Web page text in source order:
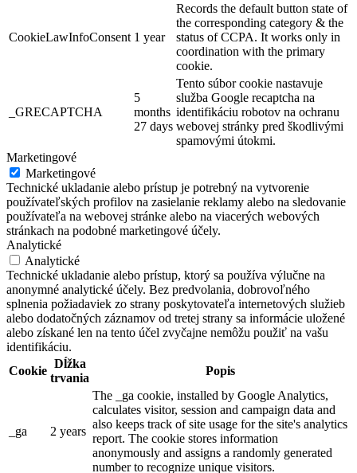
CookieLawInfoConsent 1 year
Records the default button state of
the corresponding category & the
status of CCPA. It works only in
coordination with the primary
cookie.
_GRECAPTCHA
5
months
27 days
Tento súbor cookie nastavuje
služba Google recaptcha na
identifikáciu robotov na ochranu
webovej stránky pred škodlivými
spamovými útokmi.
Marketingové
Marketingové
Technické ukladanie alebo prístup je potrebný na vytvorenie
používateľských profilov na zasielanie reklamy alebo na sledovanie
používateľa na webovej stránke alebo na viacerých webových
stránkach na podobné marketingové účely.
Analytické
Analytické
Technické ukladanie alebo prístup, ktorý sa používa výlučne na
anonymné analytické účely. Bez predvolania, dobrovoľného
splnenia požiadaviek zo strany poskytovateľa internetových služieb
alebo dodatočných záznamov od tretej strany sa informácie uložené
alebo získané len na tento účel zvyčajne nemôžu použiť na vašu
identifikáciu.
Cookie
Dĺžka
trvania
Popis
_ga 2 years
The _ga cookie, installed by Google Analytics,
calculates visitor, session and campaign data and
also keeps track of site usage for the site's analytics
report. The cookie stores information
anonymously and assigns a randomly generated
number to recognize unique visitors.